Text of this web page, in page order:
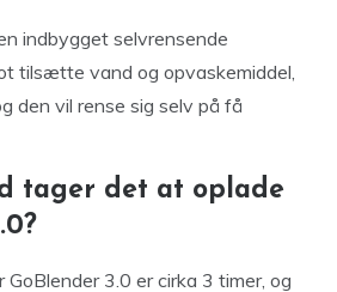
indbygget selvrensende
tilsætte vand og opvaskemiddel,
den vil rense sig selv på få
tager det at oplade
3.0 er cirka 3 timer, og